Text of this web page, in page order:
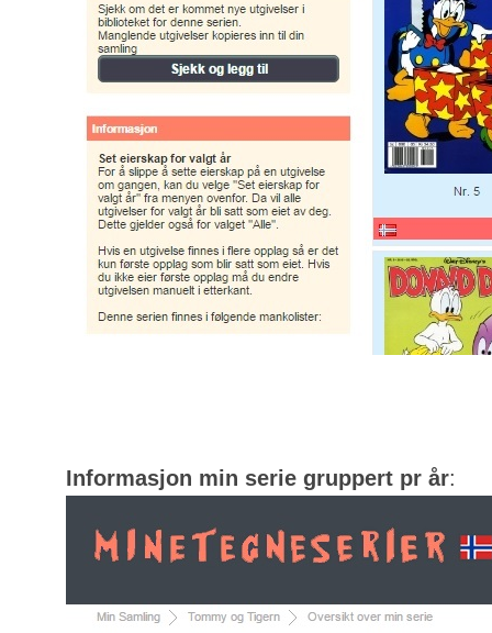
Informasjon min serie gruppert pr år: